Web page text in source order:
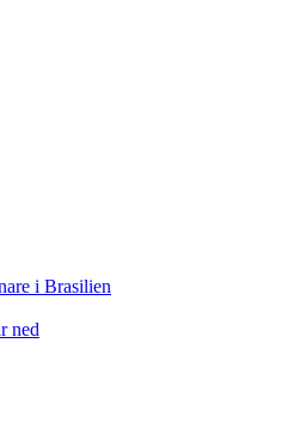
i Brasilien
ned